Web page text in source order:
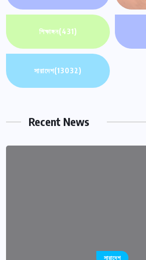
শিক্ষাঙ্গন(431)
সারাদেশ(13032)
Recent News
সারাদেশ